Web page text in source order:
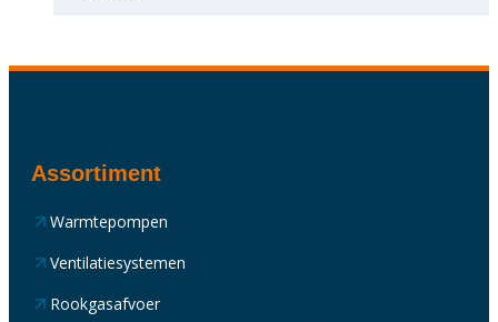
Assortiment
Warmtepompen
Ventilatiesystemen
Rookgasafvoer